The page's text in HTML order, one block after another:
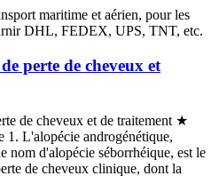
maritime et aérien, pour les
DHL, FEDEX, UPS, TNT, etc.
perte de cheveux et
de cheveux et de traitement ★
1. L'alopécie androgénétique,
nom d'alopécie séborrhéique, est le
de cheveux clinique, dont la